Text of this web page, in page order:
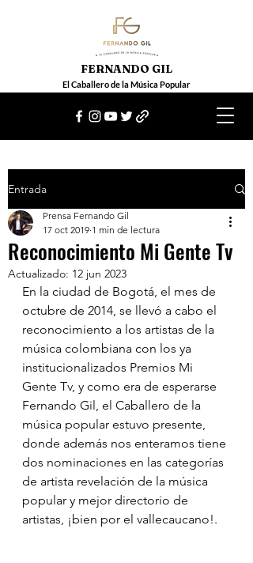
El Caballero de la Música Popular
FERNANDO GIL
Entrada
Reconocimiento Mi Gente Tv
Prensa Fernando Gil
17 oct 2019 1 min de lectura
Actualizado: 12 jun 2023
En la ciudad de Bogotá, el mes de
octubre de 2014, se llevó a cabo el
reconocimiento a los artistas de la
música colombiana con los ya
institucionalizados Premios Mi
Gente Tv, y como era de esperarse
Fernando Gil, el Caballero de la
música popular estuvo presente,
donde además nos enteramos tiene
dos nominaciones en las categorías
de artista revelación de la música
popular y mejor directorio de
artistas, ¡bien por el vallecaucano!.